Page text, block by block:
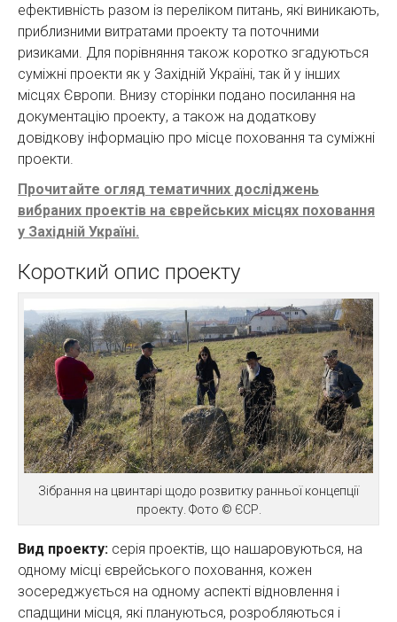
ефективність разом із переліком питань, які виникають,
приблизними витратами проекту та поточними
ризиками. Для порівняння також коротко згадуються
суміжні проекти як у Західній Україні, так й у інших
місцях Європи. Внизу сторінки подано посилання на
документацію проекту, а також на додаткову
довідкову інформацію про місце поховання та суміжні
проекти.
Прочитайте огляд тематичних досліджень
вибраних проектів на єврейських місцях поховання
у Західній Україні.
Короткий опис проекту
Зібрання на цвинтарі щодо розвитку ранньої концепції
проекту. Фото © ЄСР.
Вид проекту: серія проектів, що нашаровуються, на
одному місці єврейського поховання, кожен
зосереджується на одному аспекті відновлення і
спадщини місця, які плануються, розробляються і